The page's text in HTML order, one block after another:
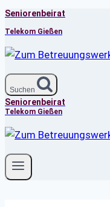
Zum
Inhalt
springen
Seniorenbeirat
Telekom Gießen
Suchen
Seniorenbeirat
Telekom Gießen